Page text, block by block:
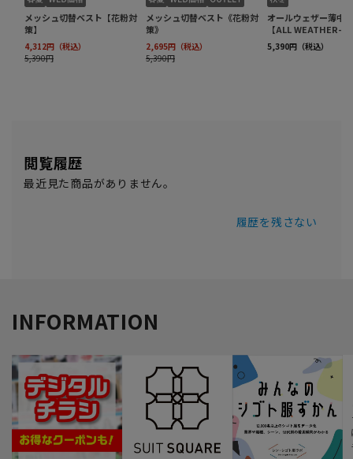
閲覧履歴
最近見た商品がありません。
履歴を残さない
INFORMATION